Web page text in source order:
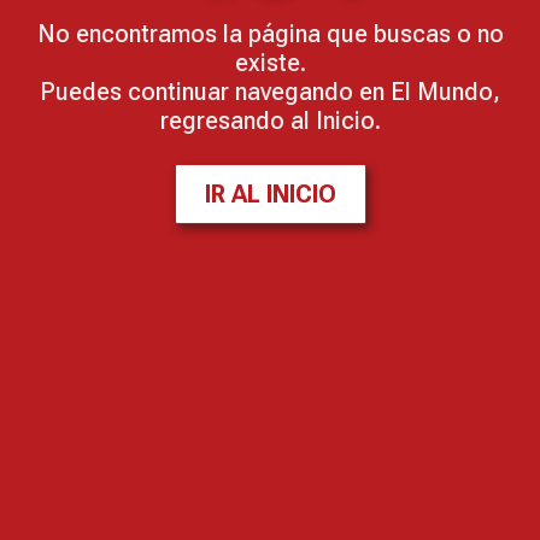
No encontramos la página que buscas o no
existe.
Puedes continuar navegando en El Mundo,
regresando al Inicio.
IR AL INICIO